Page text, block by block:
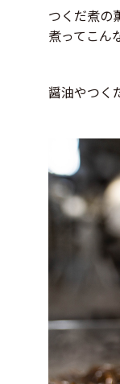
つくだ煮の
煮ってこん
醤油やつく